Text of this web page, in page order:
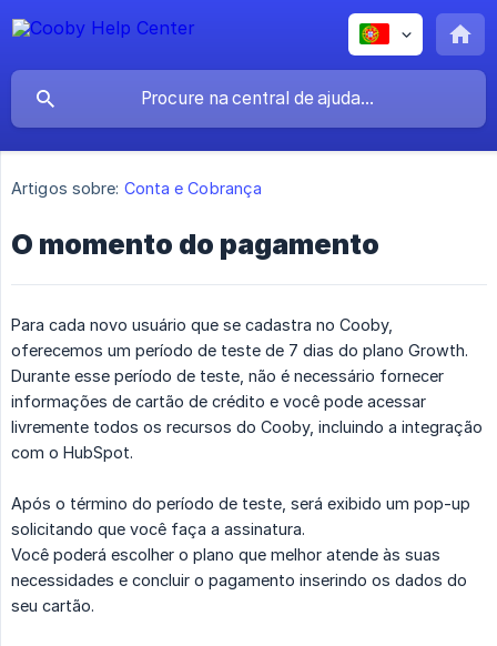
Artigos sobre: Conta e Cobrança
O momento do pagamento
Para cada novo usuário que se cadastra no Cooby,
oferecemos um período de teste de 7 dias do plano Growth.
Durante esse período de teste, não é necessário fornecer
informações de cartão de crédito e você pode acessar
livremente todos os recursos do Cooby, incluindo a integração
com o HubSpot.
Após o término do período de teste, será exibido um pop-up
solicitando que você faça a assinatura.
Você poderá escolher o plano que melhor atende às suas
necessidades e concluir o pagamento inserindo os dados do
seu cartão.